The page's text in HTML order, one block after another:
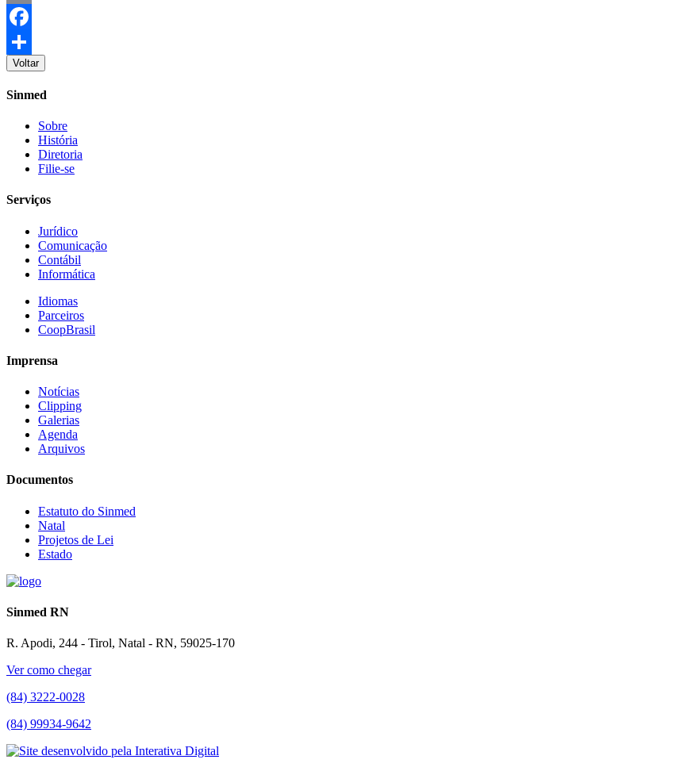
Email
Facebook
Share
Voltar
Sinmed
Sobre
História
Diretoria
Filie-se
Serviços
Jurídico
Comunicação
Contábil
Informática
Idiomas
Parceiros
CoopBrasil
Imprensa
Notícias
Clipping
Galerias
Agenda
Arquivos
Documentos
Estatuto do Sinmed
Natal
Projetos de Lei
Estado
Sinmed RN
R. Apodi, 244 - Tirol, Natal - RN, 59025-170
Ver como chegar
(84) 3222-0028
(84) 99934-9642